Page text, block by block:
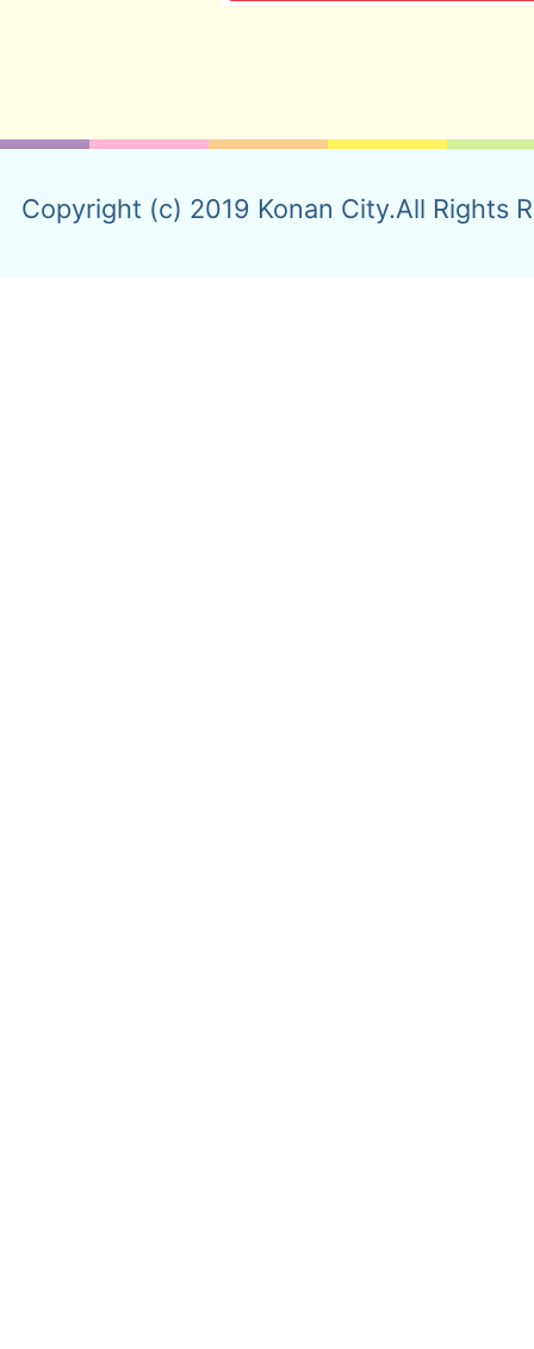
Copyright (c) 2019 Konan City.All Rights